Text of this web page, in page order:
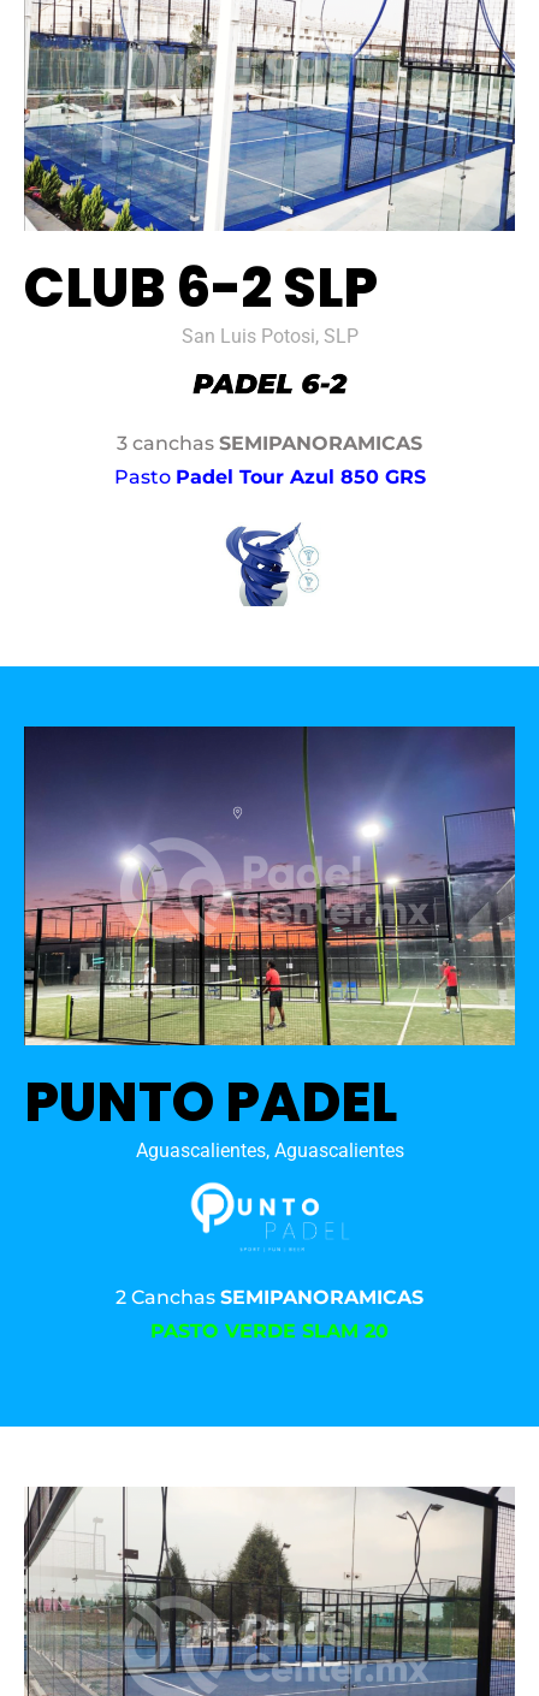
CLUB 6-2 SLP
San Luis Potosi, SLP
3 canchas SEMIPANORAMICAS
Pasto Padel Tour Azul 850 GRS
PUNTO PADEL
Aguascalientes, Aguascalientes
2 Canchas SEMIPANORAMICAS
PASTO VERDE SLAM 20